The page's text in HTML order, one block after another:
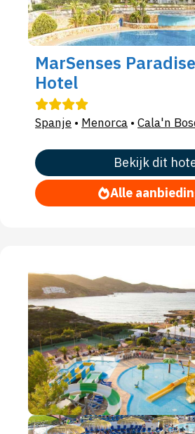
MarSenses
Hotel
Spanje • Menorca • Cala'n
Bekijk dit
Alle